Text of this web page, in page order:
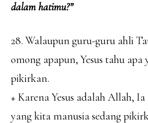
dalam hatimu?”
28. Walaupun guru-guru ahli
omong apapun, Yesus tahu apa
pikirkan.
+ Karena Yesus adalah Allah, Ia
yang kita manusia sedang